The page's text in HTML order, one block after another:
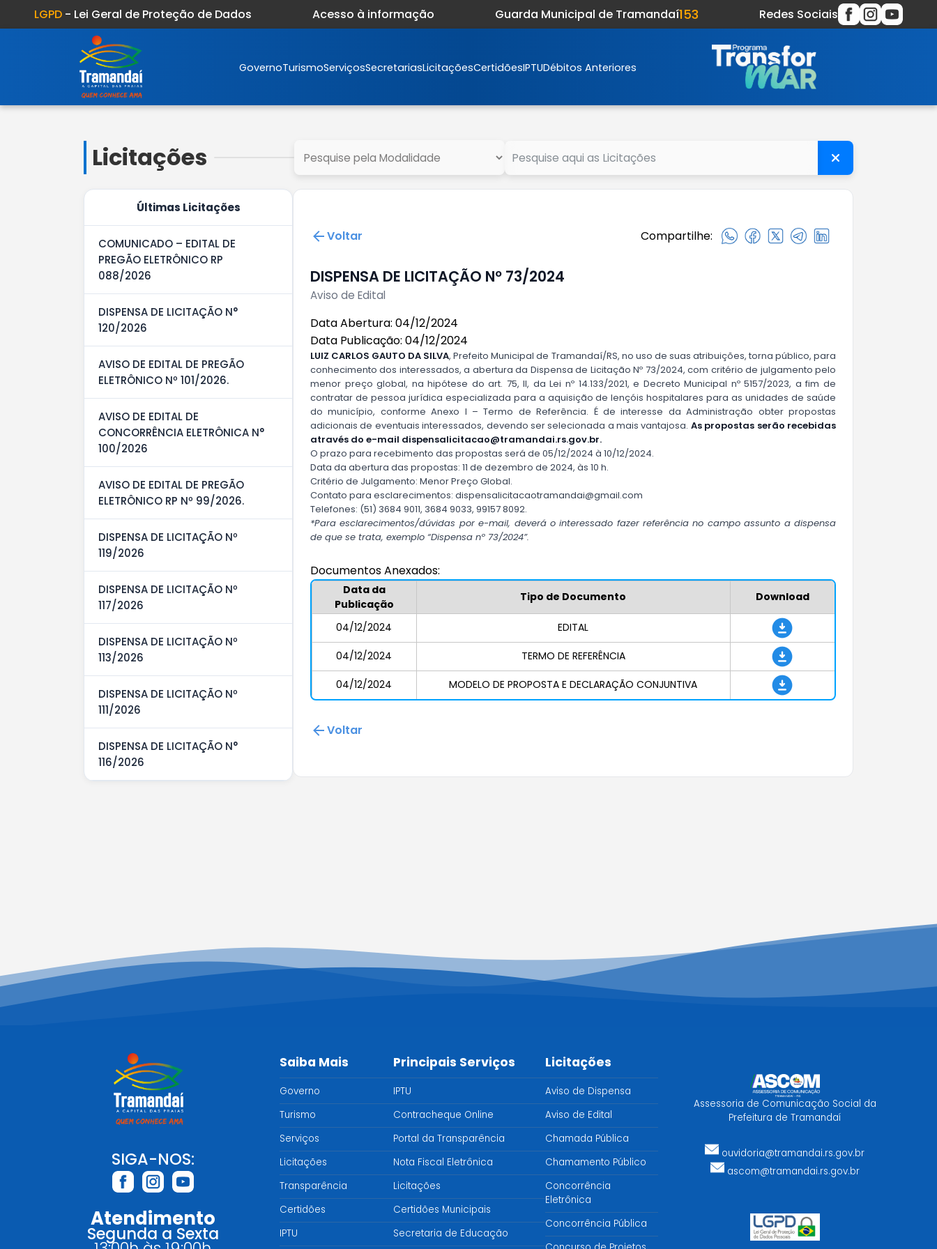
LGPD- Lei Geral de Proteção de Dados Acesso à informação Guarda Municipal de Tramandaí153 Redes Sociais
GovernoTurismoServiçosSecretariasLicitaçõesCertidõesIPTUDébitos Anteriores
Licitações
Últimas Licitações
COMUNICADO – EDITAL DE
PREGÃO ELETRÔNICO RP
088/2026
DISPENSA DE LICITAÇÃO N°
120/2026
AVISO DE EDITAL DE PREGÃO
ELETRÔNICO Nº 101/2026.
AVISO DE EDITAL DE
CONCORRÊNCIA ELETRÔNICA N°
100/2026
AVISO DE EDITAL DE PREGÃO
ELETRÔNICO RP Nº 99/2026.
DISPENSA DE LICITAÇÃO Nº
119/2026
DISPENSA DE LICITAÇÃO Nº
117/2026
DISPENSA DE LICITAÇÃO Nº
113/2026
DISPENSA DE LICITAÇÃO Nº
111/2026
DISPENSA DE LICITAÇÃO N°
116/2026
Voltar Compartilhe:
DISPENSA DE LICITAÇÃO Nº 73/2024
Aviso de Edital
Data Abertura: 04/12/2024
Data Publicação: 04/12/2024
LUIZ CARLOS GAUTO DA SILVA, Prefeito Municipal de Tramandaí/RS, no uso de suas atribuições, torna público, para
conhecimento dos interessados, a abertura da Dispensa de Licitação Nº 73/2024, com critério de julgamento pelo
menor preço global, na hipótese do art. 75, II, da Lei nº 14.133/2021, e Decreto Municipal nº 5157/2023, a fim de
contratar de pessoa jurídica especializada para a aquisição de lençóis hospitalares para as unidades de saúde
do município, conforme Anexo I – Termo de Referência. É de interesse da Administração obter propostas
adicionais de eventuais interessados, devendo ser selecionada a mais vantajosa. As propostas serão recebidas
através do e-mail dispensalicitacao@tramandai.rs.gov.br.
O prazo para recebimento das propostas será de 05/12/2024 à 10/12/2024.
Data da abertura das propostas: 11 de dezembro de 2024, às 10 h.
Critério de Julgamento: Menor Preço Global.
Contato para esclarecimentos: dispensalicitacaotramandai@gmail.com
Telefones: (51) 3684 9011, 3684 9033, 99157 8092.
*Para esclarecimentos/dúvidas por e-mail, deverá o interessado fazer referência no campo assunto a dispensa
de que se trata, exemplo “Dispensa nº 73/2024”.
Documentos Anexados:
Data da
Publicação
Tipo de Documento Download
04/12/2024 EDITAL
04/12/2024 TERMO DE REFERÊNCIA
04/12/2024 MODELO DE PROPOSTA E DECLARAÇÃO CONJUNTIVA
Voltar
SIGA-NOS:
Atendimento
Segunda a Sexta
Saiba Mais
Governo
Turismo
Serviços
Licitações
Transparência
Certidões
IPTU
Principais Serviços
IPTU
Contracheque Online
Portal da Transparência
Nota Fiscal Eletrônica
Licitações
Certidões Municipais
Secretaria de Educação
Licitações
Aviso de Dispensa
Aviso de Edital
Chamada Pública
Chamamento Público
Concorrência
Eletrônica
Concorrência Pública
Assessoria de Comunicação Social da
Prefeitura de Tramandaí
ouvidoria@tramandai.rs.gov.br
ascom@tramandai.rs.gov.br